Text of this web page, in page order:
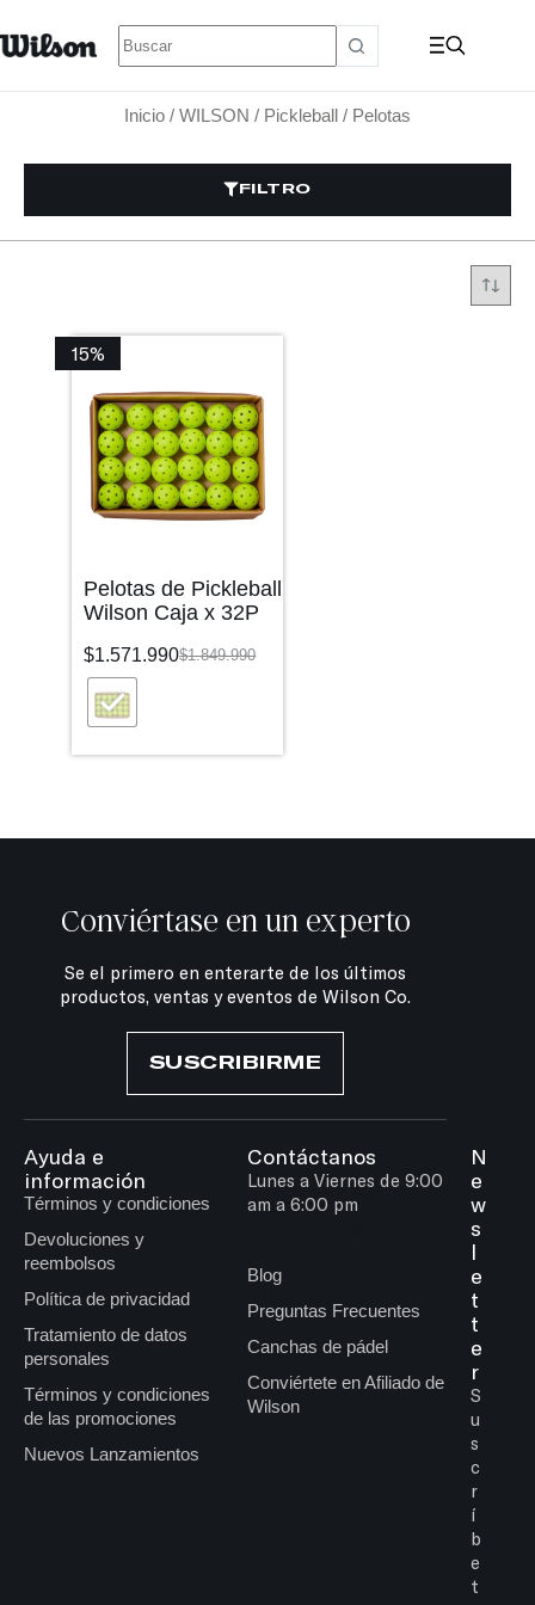
Inicio / WILSON / Pickleball / Pelotas
FILTRO
15%
Pelotas de Pickleball
Wilson Caja x 32P
$1.849.990
$1.571.990
Conviértase en un experto
Se el primero en enterarte de los últimos
productos, ventas y eventos de Wilson Co.
SUSCRIBIRME
Ayuda e
información
Términos y condiciones
Devoluciones y
reembolsos
Política de privacidad
Tratamiento de datos
personales
Términos y condiciones
de las promociones
Nuevos Lanzamientos
Contáctanos
Lunes a Viernes de 9:00
am a 6:00 pm
Blog
Preguntas Frecuentes
Canchas de pádel
Conviértete en Afiliado de
Wilson
N
e
w
s
l
e
t
t
e
r
S
u
s
c
r
í
b
e
t